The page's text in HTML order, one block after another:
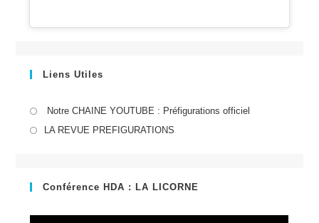
Liens Utiles
Notre CHAINE YOUTUBE : Préfigurations officiel
LA REVUE PREFIGURATIONS
nouvel
Conférence HDA : LA LICORNE